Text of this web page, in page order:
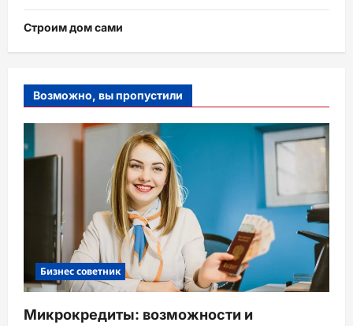
Строим дом сами
Возможно, вы пропустили
Бизнес советник
Микрокредиты: возможности и